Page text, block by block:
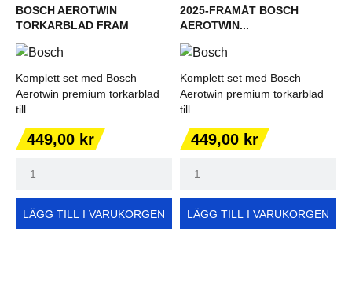
BOSCH AEROTWIN
TORKARBLAD FRAM
Komplett set med Bosch
Aerotwin premium torkarblad
till...
Pris
449,00 kr
LÄGG TILL I VARUKORGEN
2025-FRAMÅT BOSCH
AEROTWIN...
Komplett set med Bosch
Aerotwin premium torkarblad
till...
Pris
449,00 kr
LÄGG TILL I VARUKORGEN